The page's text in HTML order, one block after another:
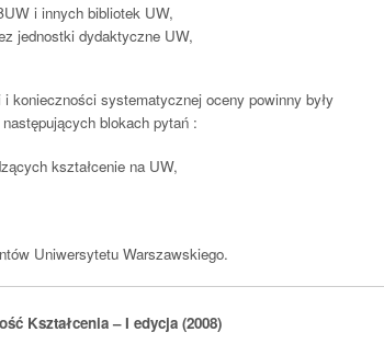
i innych bibliotek UW,
jednostki dydaktyczne UW,
konieczności systematycznej oceny powinny były
blokach pytań :
kształcenie na UW,
Uniwersytetu Warszawskiego.
Kształcenia – I edycja (2008)